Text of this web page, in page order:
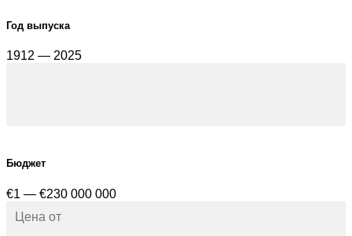
Год выпуска
1912 — 2025
Бюджет
€1 — €230 000 000